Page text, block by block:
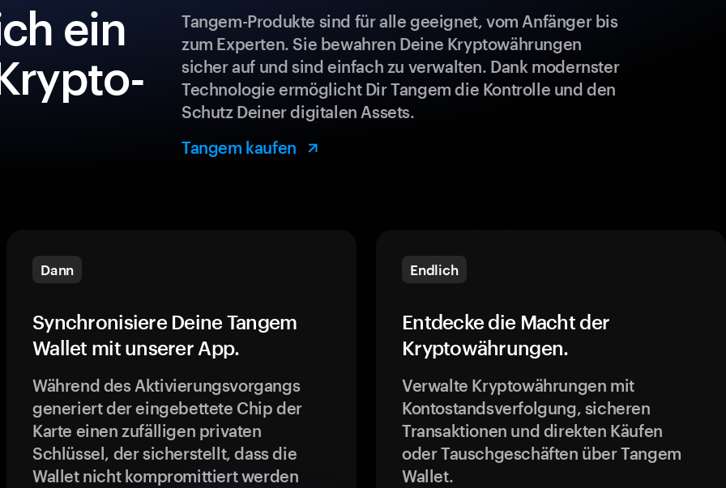
ein
Tangem-Produkte sind für alle geeignet, vom Anfänger bis
zum Experten. Sie bewahren Deine Kryptowährungen
sicher auf und sind einfach zu verwalten. Dank modernster
Technologie ermöglicht Dir Tangem die Kontrolle und den
Schutz Deiner digitalen Assets.
Tangem kaufen
Dann
Synchronisiere Deine Tangem
Wallet mit unserer App.
Während des Aktivierungsvorgangs
generiert der eingebettete Chip der
Karte einen zufälligen privaten
Schlüssel, der sicherstellt, dass die
Wallet nicht kompromittiert werden
Endlich
Entdecke die Macht der
Kryptowährungen.
Verwalte Kryptowährungen mit
Kontostandsverfolgung, sicheren
Transaktionen und direkten Käufen
oder Tauschgeschäften über Tangem
Wallet.